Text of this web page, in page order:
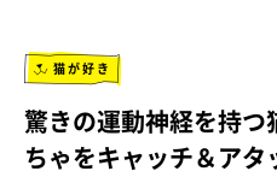
猫が好き
驚きの運動神経を持
ちゃをキャッチ＆アタ